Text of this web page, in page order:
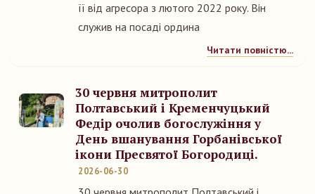
її від агресора з лютого 2022 року. Він
служив на посаді ордина
Читати повністю...
30 червня митрополит
Полтавський і Кременчуцький
Федір очолив богослужіння у
День вшанування Горбанівської
ікони Пресвятої Богородиці.
2026-06-30